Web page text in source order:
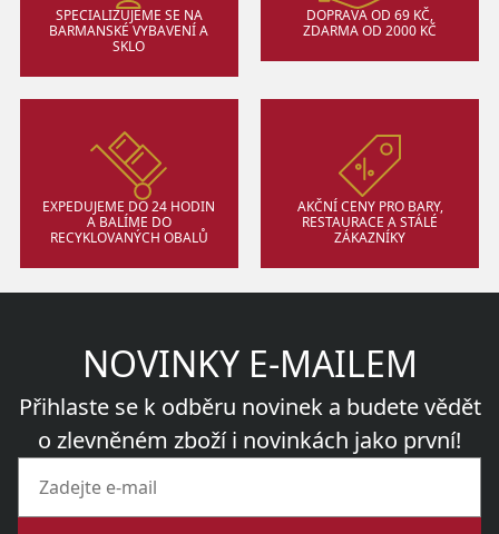
SPECIALIZUJEME SE NA
BARMANSKÉ VYBAVENÍ A
SKLO
DOPRAVA OD 69 KČ,
ZDARMA OD 2000 KČ
EXPEDUJEME DO 24 HODIN
A BALÍME DO
RECYKLOVANÝCH OBALŮ
AKČNÍ CENY PRO BARY,
RESTAURACE A STÁLÉ
ZÁKAZNÍKY
NOVINKY E-MAILEM
Přihlaste se k odběru novinek a budete vědět
o zlevněném zboží i novinkách jako první!